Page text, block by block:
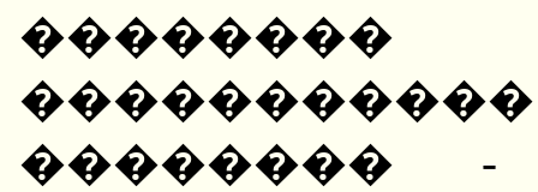
��������
��������